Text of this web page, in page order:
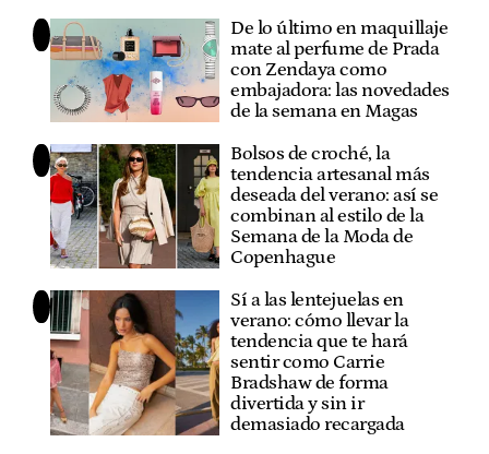
De lo último en maquillaje
mate al perfume de Prada
con Zendaya como
embajadora: las novedades
de la semana en Magas
Bolsos de croché, la
tendencia artesanal más
deseada del verano: así se
combinan al estilo de la
Semana de la Moda de
Copenhague
Sí a las lentejuelas en
verano: cómo llevar la
tendencia que te hará
sentir como Carrie
Bradshaw de forma
divertida y sin ir
demasiado recargada